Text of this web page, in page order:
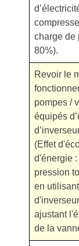
charge de
80%).
Revoir le
pompes /
équipés
(Effet
d'énergie
pression
en
ajustant
de la